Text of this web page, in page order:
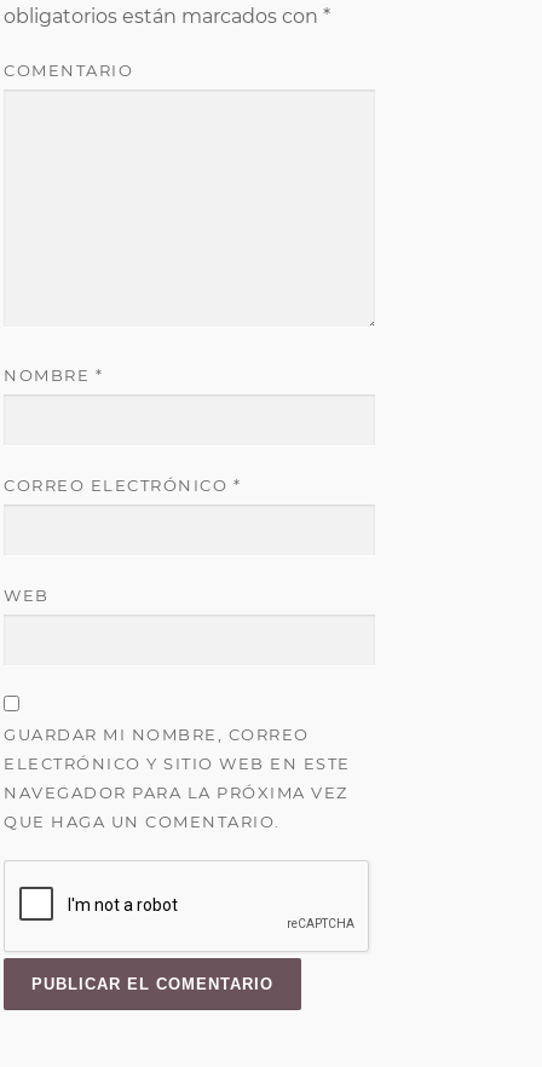
obligatorios están marcados con*
COMENTARIO
NOMBRE *
CORREO ELECTRÓNICO *
WEB
GUARDAR MI NOMBRE, CORREO
ELECTRÓNICO Y SITIO WEB EN ESTE
NAVEGADOR PARA LA PRÓXIMA VEZ
QUE HAGA UN COMENTARIO.